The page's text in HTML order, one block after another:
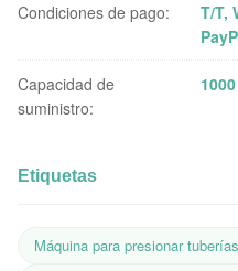
Condiciones de pago:
T/T,
Capacidad de
suministro:
Etiquetas
Máquina para presionar